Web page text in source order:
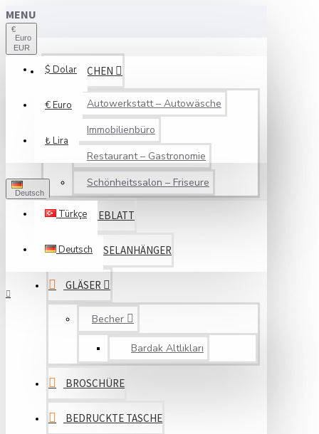
MENU
€
Euro
EUR
$ Dolar
€Euro
₺Lira
Deutsch
Türkçe
Deutsch
BRANCHEN
Autowerkstatt – Autowäsche
Immobilienbüro
Restaurant – Gastronomie
Schönheitssalon – Friseure
SERVICEBLATT
SCHLÜSSELANHÄNGER
GLÄSER
Becher
Bardak Altlıkları
BROSCHÜRE
BEDRUCKTE TASCHE